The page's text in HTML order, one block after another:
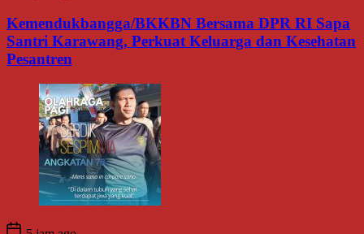
Kemendukbangga/BKKBN Bersama DPR RI Sapa
Santri Karawang, Perkuat Keluarga dan Kesehatan
Pesantren